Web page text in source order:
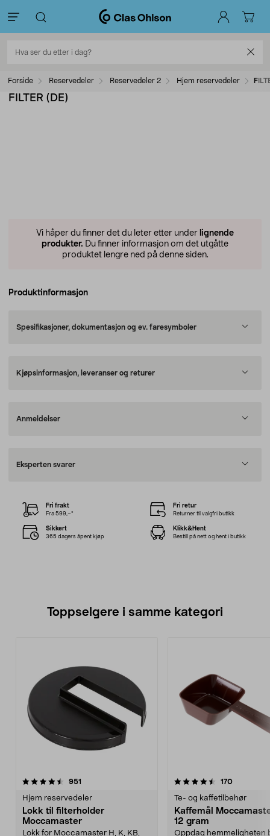
Forside Reservedeler Reservedeler 2 Hjem reservedeler
FILTER (DE)
Vi håper du finner det du leter etter under lignende
produkter. Du finner informasjon om det utgåtte
produktet lengre ned på denne siden.
Produktinformasjon
Spesifikasjoner, dokumentasjon og ev. faresymboler
Kjøpsinformasjon, leveranser og returer
Anmeldelser
Eksperten svarer
Fri frakt
Fra 599,–*
Fri retur
Returner til valgfri butikk
Sikkert
365 dagers åpent kjøp
Klikk&Hent
Bestill på nett og hent i butikk
Toppselgere i samme kategori
951
Hjem reservedeler
Lokk til filterholder
Moccamaster
Lokk for Moccamaster H, K, KB,
4.5 av 5 stjerner 170
Te- og kaffetilbehør
Kaffemål
12 gram
Oppdag hemmeligheten
4.5 av 5 stjerner